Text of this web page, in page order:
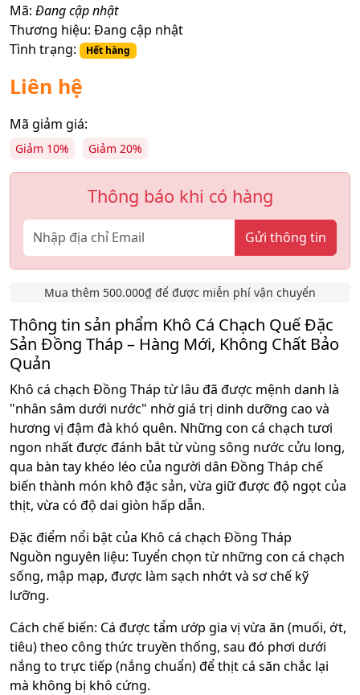
Mã: Đang cập nhật
Thương hiệu: Đang cập nhật
Tình trạng:
Hết hàng
Liên hệ
Mã giảm giá:
Giảm 10% Giảm 20%
Thông báo khi có hàng
Gửi thông tin
Mua thêm 500.000₫ để được miễn phí vận chuyển
Thông tin sản phẩm Khô Cá Chạch Quế Đặc
Sản Đồng Tháp – Hàng Mới, Không Chất Bảo
Quản
Khô cá chạch Đồng Tháp từ lâu đã được mệnh danh là
"nhân sâm dưới nước" nhờ giá trị dinh dưỡng cao và
hương vị đậm đà khó quên. Những con cá chạch tươi
ngon nhất được đánh bắt từ vùng sông nước cửu long,
qua bàn tay khéo léo của người dân Đồng Tháp chế
biến thành món khô đặc sản, vừa giữ được độ ngọt của
thịt, vừa có độ dai giòn hấp dẫn.
Đặc điểm nổi bật của Khô cá chạch Đồng Tháp
Nguồn nguyên liệu: Tuyển chọn từ những con cá chạch
sống, mập mạp, được làm sạch nhớt và sơ chế kỹ
lưỡng.
Cách chế biến: Cá được tẩm ướp gia vị vừa ăn (muối, ớt,
tiêu) theo công thức truyền thống, sau đó phơi dưới
nắng to trực tiếp (nắng chuẩn) để thịt cá săn chắc lại
mà không bị khô cứng.